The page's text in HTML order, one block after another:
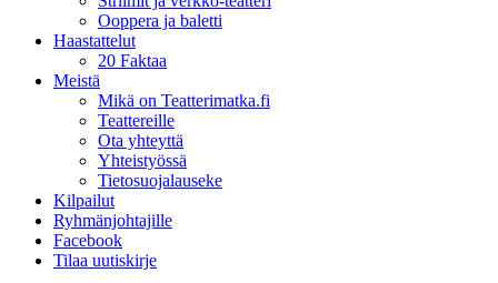
Ooppera ja baletti
Haastattelut
20 Faktaa
Meistä
Mikä on Teatterimatka.fi
Teattereille
Ota yhteyttä
Yhteistyössä
Tietosuojalauseke
Kilpailut
Ryhmänjohtajille
Facebook
Tilaa uutiskirje